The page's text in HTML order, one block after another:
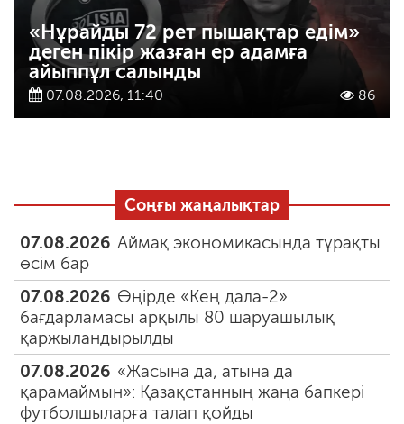
«Нұрайды 72 рет пышақтар едім»
деген пікір жазған ер адамға
айыппұл салынды
07.08.2026, 11:40 86
Соңғы жаңалықтар
07.08.2026 Аймақ экономикасында тұрақты
өсім бар
07.08.2026 Өңірде «Кең дала-2»
бағдарламасы арқылы 80 шаруашылық
қаржыландырылды
07.08.2026 «Жасына да, атына да
қарамаймын»: Қазақстанның жаңа бапкері
футболшыларға талап қойды